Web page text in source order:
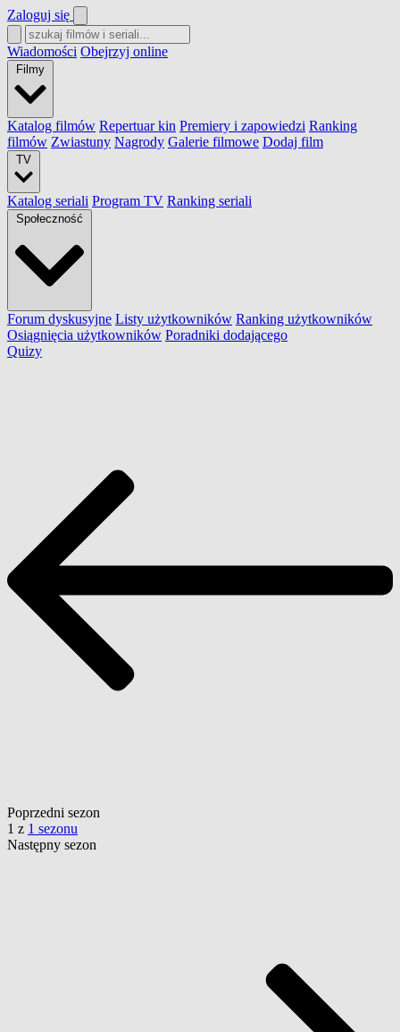
Zaloguj się
Wiadomości Obejrzyj online
Filmy
Katalog filmów Repertuar kin Premiery i zapowiedzi Ranking
filmów Zwiastuny Nagrody Galerie filmowe Dodaj film
TV
Katalog seriali Program TV Ranking seriali
Społeczność
Forum dyskusyjne Listy użytkowników Ranking użytkowników
Osiągnięcia użytkowników Poradniki dodającego
Quizy
Poprzedni sezon
1 z 1 sezonu
Następny sezon